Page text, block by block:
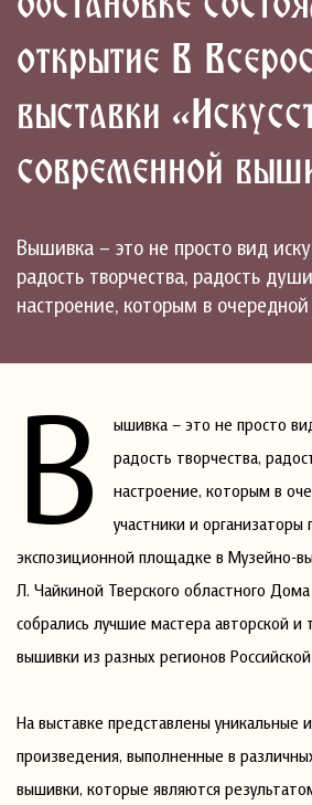
открытие V
выставки
современной
Вышивка – это не просто вид
радость творчества, радость
настроение, которым в
В
ышивка – это не просто
радость творчества,
настроение, которым в
участники и
экспозиционной площадке в Музейно-
Л. Чайкиной Тверского областного
собрались лучшие мастера авторской
вышивки из разных регионов
На выставке представлены уникальные
произведения, выполненные в
вышивки, которые являются